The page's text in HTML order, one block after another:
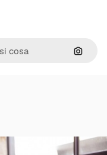
Cerca